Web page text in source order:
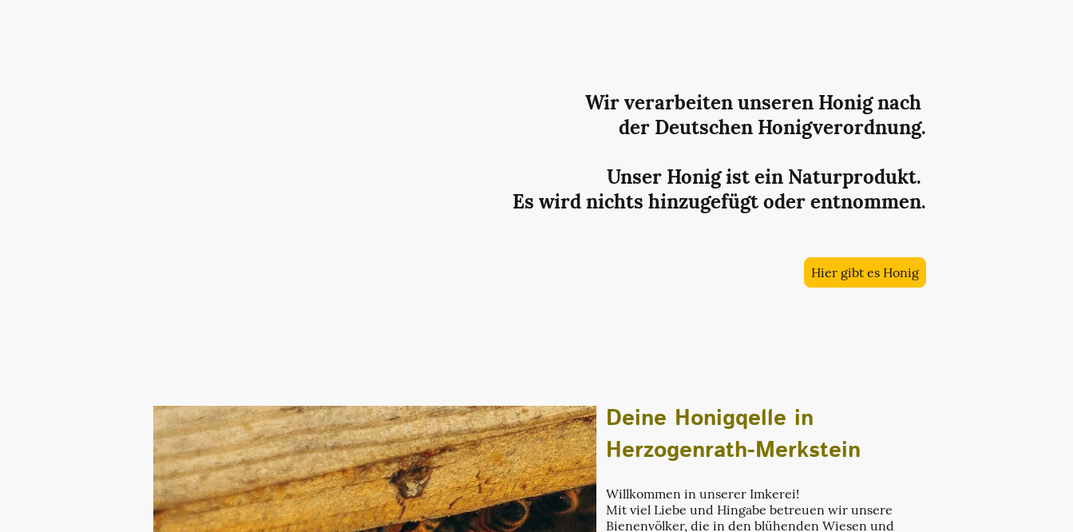
Hier gibt es Honig
Wir verarbeiten unseren Honig nach
der Deutschen Honigverordnung.
Unser Honig ist ein Naturprodukt.
Es wird nichts hinzugefügt oder entnommen.
Deine Honigqelle in
Herzogenrath-Merkstein
Willkommen in unserer Imkerei!
Mit viel Liebe und Hingabe betreuen wir unsere
Bienenvölker, die in den blühenden Wiesen und